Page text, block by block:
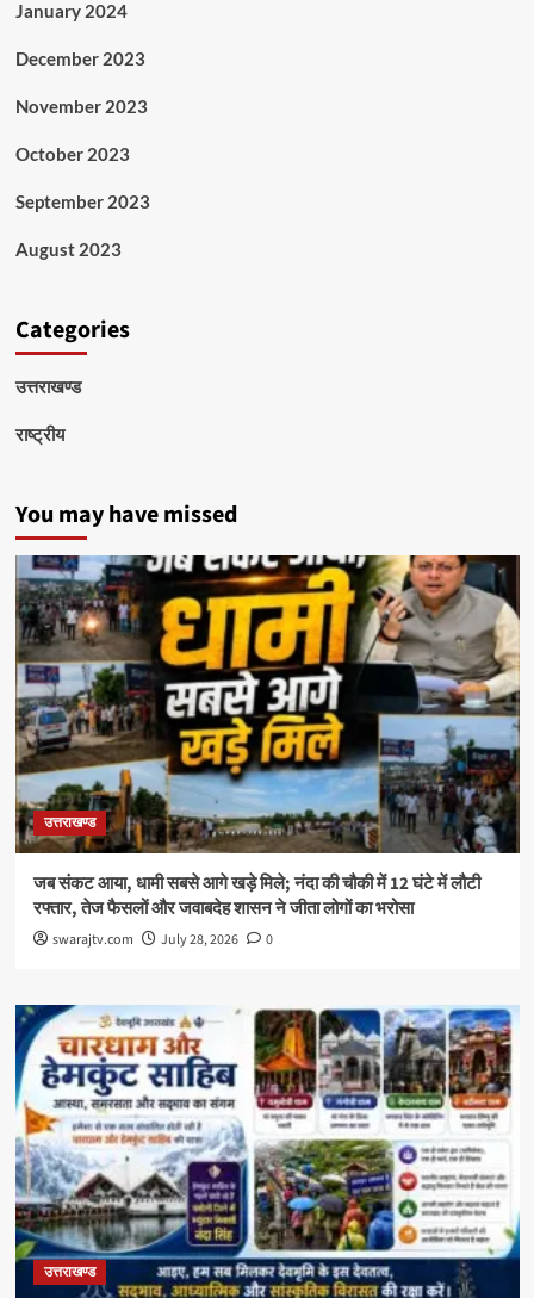
January 2024
December 2023
November 2023
October 2023
September 2023
August 2023
Categories
उत्तराखण्ड
राष्ट्रीय
You may have missed
उत्तराखण्ड
जब संकट आया, धामी सबसे आगे खड़े मिले; नंदा की चौकी में 12 घंटे में लौटी
रफ्तार, तेज फैसलों और जवाबदेह शासन ने जीता लोगों का भरोसा
swarajtv.com July 28, 2026 0
उत्तराखण्ड